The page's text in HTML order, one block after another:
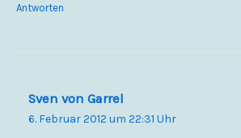
Antworten
Sven von Garrel
6. Februar 2012 um 22:31 Uhr